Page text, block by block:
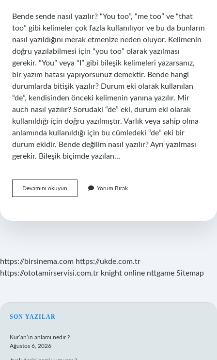
Bende sende nasıl yazılır? “You too”, “me too” ve “that
too” gibi kelimeler çok fazla kullanılıyor ve bu da bunların
nasıl yazıldığını merak etmenize neden oluyor. Kelimenin
doğru yazılabilmesi için “you too” olarak yazılması
gerekir. “You” veya “I” gibi bileşik kelimeleri yazarsanız,
bir yazım hatası yapıyorsunuz demektir. Bende hangi
durumlarda bitişik yazılır? Durum eki olarak kullanılan
“de”, kendisinden önceki kelimenin yanına yazılır. Mir
auch nasıl yazılır? Sorudaki “de” eki, durum eki olarak
kullanıldığı için doğru yazılmıştır. Varlık veya sahip olma
anlamında kullanıldığı için bu cümledeki “de” eki bir
durum ekidir. Bende değilim nasıl yazılır? Ayrı yazılması
gerekir. Bileşik biçimde yazılan…
Devamını okuyun
Sende
Nasıl
Yorum Bırak
https://birsinema.com https://ukde.com.tr
https://ototamirservisi.com.tr knight online nttgame Sitemap
SIDEBAR
SON YAZILAR
Kur’an’ın anlamı nedir ?
Ağustos 6, 2026